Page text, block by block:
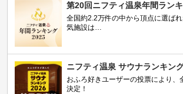
第20回ニフティ温泉年間ラン
全国約2.2万件の中から頂点に選ば
気施設は…
ニフティ温泉 サウナランキン
おふろ好きユーザーの投票により、
決定！